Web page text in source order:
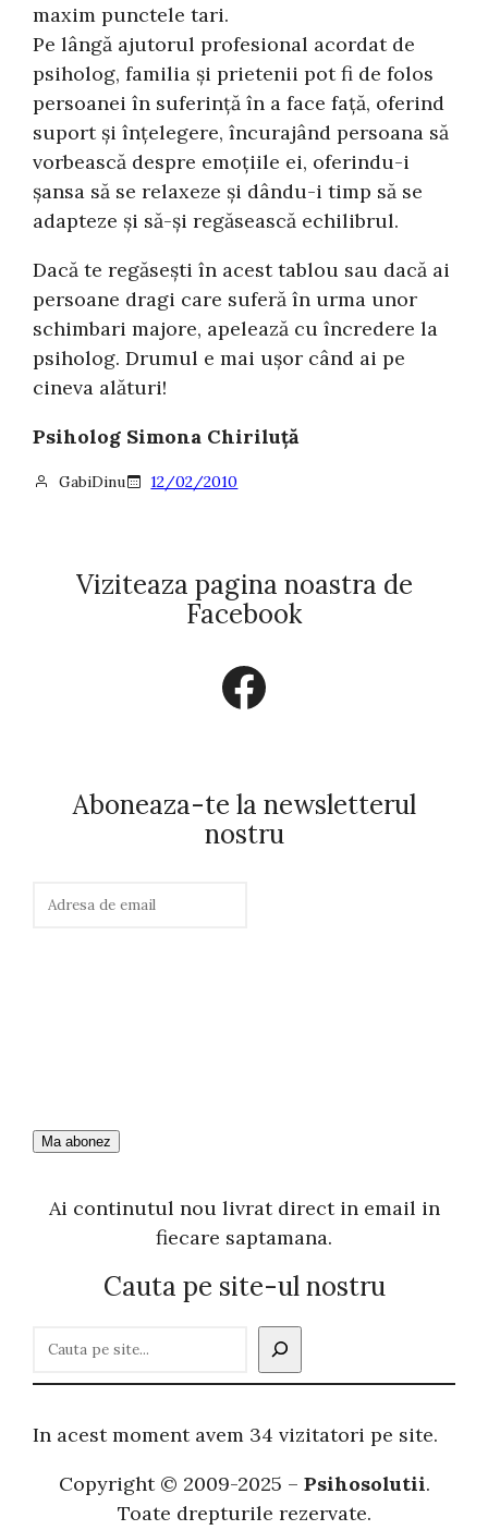
maxim punctele tari.
Pe lângă ajutorul profesional acordat de
psiholog, familia şi prietenii pot fi de folos
persoanei în suferinţă în a face faţă, oferind
suport şi înţelegere, încurajând persoana să
vorbească despre emoţiile ei, oferindu-i
şansa să se relaxeze şi dându-i timp să se
adapteze şi să-şi regăsească echilibrul.
Dacă te regăseşti în acest tablou sau dacă ai
persoane dragi care suferă în urma unor
schimbari majore, apelează cu încredere la
psiholog. Drumul e mai uşor când ai pe
cineva alături!
Psiholog Simona Chiriluţă
GabiDinu 12/02/2010
Viziteaza pagina noastra de
Facebook
Facebook
Aboneaza-te la newsletterul
nostru
Ai continutul nou livrat direct in email in
fiecare saptamana.
Cauta pe site-ul nostru
t
In acest moment avem 34 vizitatori pe site.
Copyright © 2009-2025 – Psihosolutii.
Toate drepturile rezervate.